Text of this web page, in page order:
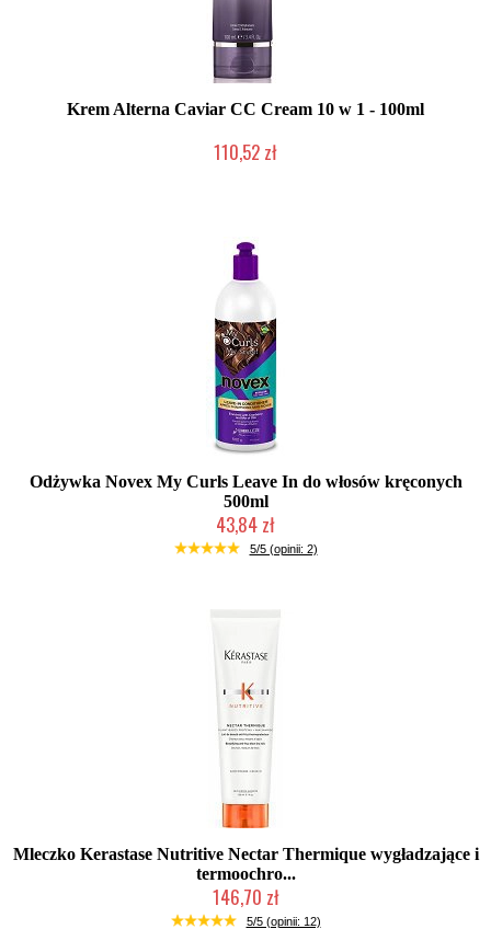
Krem Alterna Caviar CC Cream 10 w 1 - 100ml
110,52 zł
Odżywka Novex My Curls Leave In do włosów kręconych
500ml
43,84 zł
Mała ilość (wysyłka w 24h)
5/5 (opinii: 2)
Mleczko Kerastase Nutritive Nectar Thermique wygładzające i
termoochro...
146,70 zł
Mała ilość (wysyłka w 24h)
5/5 (opinii: 12)